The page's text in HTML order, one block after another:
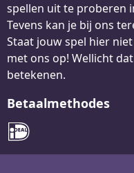
spellen uit te proberen
Tevens kan je bij ons
Staat jouw spel hier
met ons op! Wellicht
betekenen.
Betaalmethodes